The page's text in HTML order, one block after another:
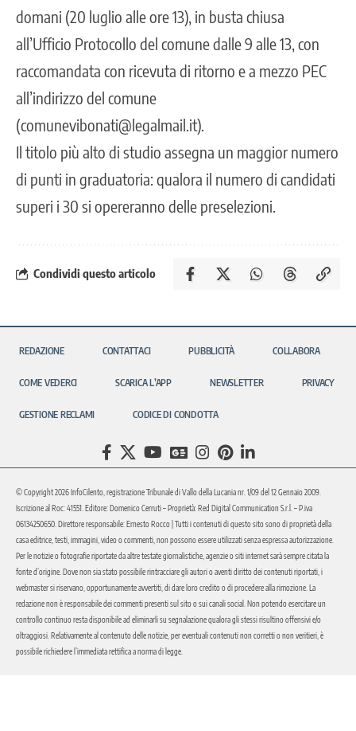
domani (20 luglio alle ore 13), in busta chiusa
all’Ufficio Protocollo del comune dalle 9 alle 13, con
raccomandata con ricevuta di ritorno e a mezzo PEC
all’indirizzo del comune
(comunevibonati@legalmail.it).
Il titolo più alto di studio assegna un maggior numero
di punti in graduatoria: qualora il numero di candidati
superi i 30 si opereranno delle preselezioni.
Condividi questo articolo
REDAZIONE CONTATTACI PUBBLICITÀ COLLABORA
COME VEDERCI SCARICA L’APP NEWSLETTER PRIVACY
GESTIONE RECLAMI CODICE DI CONDOTTA
© Copyright 2026 InfoCilento, registrazione Tribunale di Vallo della Lucania nr. 1/09 del 12 Gennaio 2009.
Iscrizione al Roc: 41551. Editore: Domenico Cerruti – Proprietà: Red Digital Communication S.r.l. – P.iva
06134250650. Direttore responsabile: Ernesto Rocco | Tutti i contenuti di questo sito sono di proprietà della
casa editrice, testi, immagini, video o commenti, non possono essere utilizzati senza espressa autorizzazione.
Per le notizie o fotografie riportate da altre testate giornalistiche, agenzie o siti internet sarà sempre citata la
fonte d’origine. Dove non sia stato possibile rintracciare gli autori o aventi diritto dei contenuti riportati, i
webmaster si riservano, opportunamente avvertiti, di dare loro credito o di procedere alla rimozione. La
redazione non è responsabile dei commenti presenti sul sito o sui canali social. Non potendo esercitare un
controllo continuo resta disponibile ad eliminarli su segnalazione qualora gli stessi risultino offensivi e/o
oltraggiosi. Relativamente al contenuto delle notizie, per eventuali contenuti non corretti o non veritieri, è
possibile richiedere l’immediata rettifica a norma di legge.